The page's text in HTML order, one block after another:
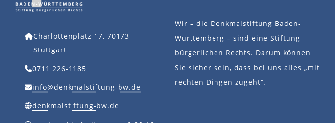
Charlottenplatz 17, 70173
Stuttgart
0711 226-1185
info@denkmalstiftung-bw.de
denkmalstiftung-bw.de
Wir – die Denkmalstiftung Baden-
Württemberg – sind eine Stiftung
bürgerlichen Rechts. Darum können
Sie sicher sein, dass bei uns alles „mit
rechten Dingen zugeht“.